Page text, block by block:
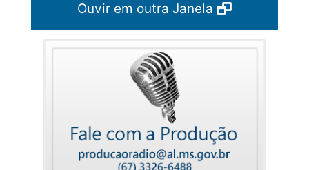
Ouvir em outra Janela